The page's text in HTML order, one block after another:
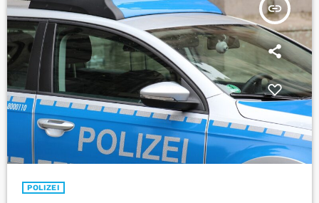
insert_link
POLIZEI